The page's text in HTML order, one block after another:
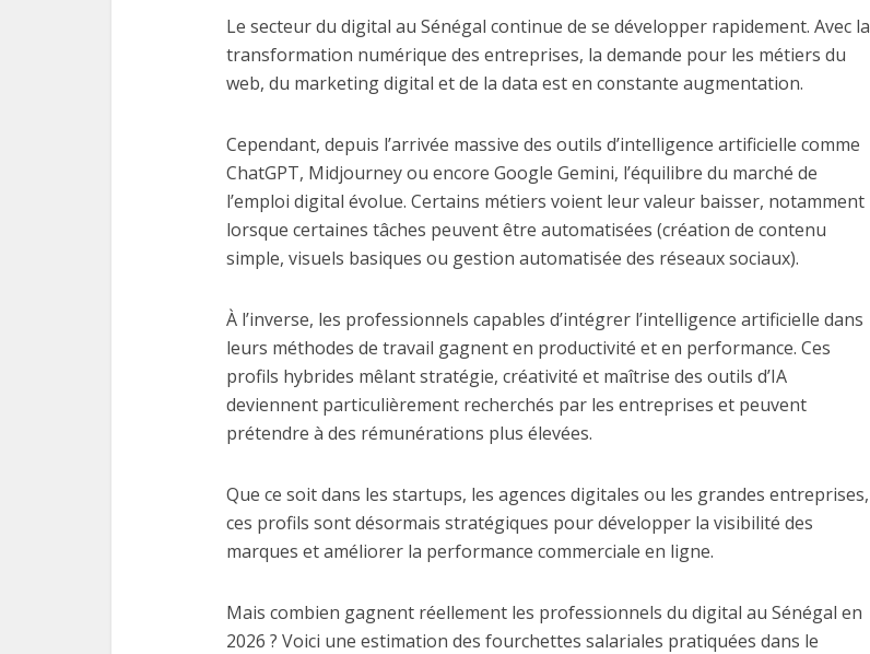
Le secteur du digital au Sénégal continue de se développer rapidement. Avec la
transformation numérique des entreprises, la demande pour les métiers du
web, du marketing digital et de la data est en constante augmentation.
Cependant, depuis l’arrivée massive des outils d’intelligence artificielle comme
ChatGPT, Midjourney ou encore Google Gemini, l’équilibre du marché de
l’emploi digital évolue. Certains métiers voient leur valeur baisser, notamment
lorsque certaines tâches peuvent être automatisées (création de contenu
simple, visuels basiques ou gestion automatisée des réseaux sociaux).
À l’inverse, les professionnels capables d’intégrer l’intelligence artificielle dans
leurs méthodes de travail gagnent en productivité et en performance. Ces
profils hybrides mêlant stratégie, créativité et maîtrise des outils d’IA
deviennent particulièrement recherchés par les entreprises et peuvent
prétendre à des rémunérations plus élevées.
Que ce soit dans les startups, les agences digitales ou les grandes entreprises,
ces profils sont désormais stratégiques pour développer la visibilité des
marques et améliorer la performance commerciale en ligne.
Mais combien gagnent réellement les professionnels du digital au Sénégal en
2026 ? Voici une estimation des fourchettes salariales pratiquées dans le